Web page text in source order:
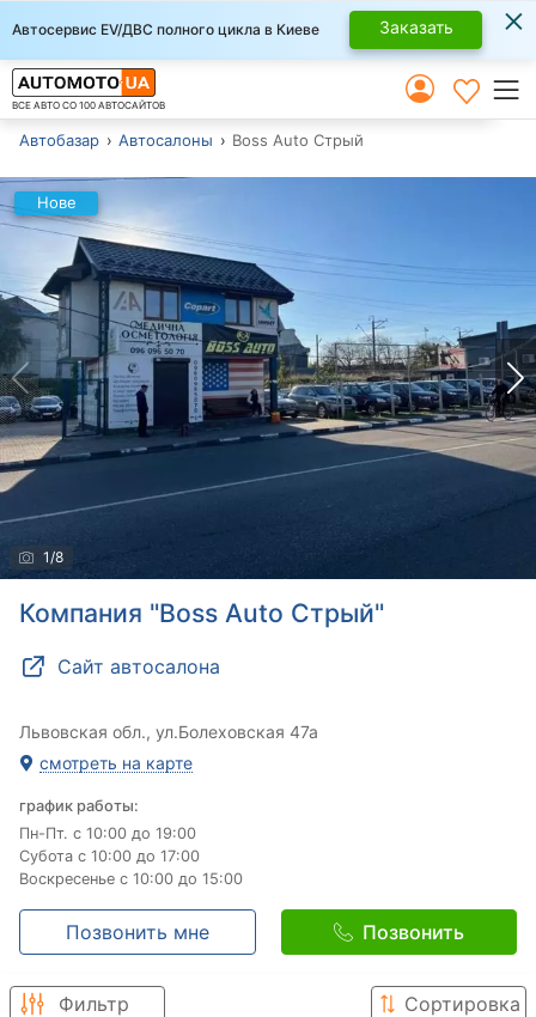
Автосервис EV/ДВС полного цикла в Киеве Заказать ×
ВСЕ АВТО СО 100 АВТОСАЙТОВ
Автобазар Автосалоны Boss Auto Стрый
1 /8
Нове
Компания "Boss Auto Стрый"
Сайт автосалона
Львовская обл., ул.Болеховская 47а
смотреть на карте
график работы:
Пн-Пт. с 10:00 до 19:00
Субота с 10:00 до 17:00
Воскресенье с 10:00 до 15:00
Позвонить мне Позвонить
Фильтр Сортировка